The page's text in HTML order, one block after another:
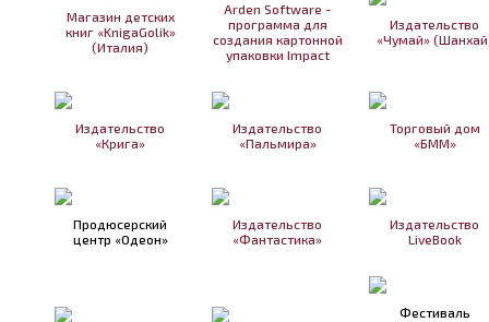
Магазин детских
книг «KnigaGolik»
(Италия)
Arden Software -
программа для
создания картонной
упаковки Impact
Издательство
«Чумай»
Издательство
«Крига»
Издательство
«Пальмира»
Торговый дом
«БММ»
Продюсерский
центр «Одеон»
Издательство
«Фантастика»
Издательство
LiveBook
Фестиваль